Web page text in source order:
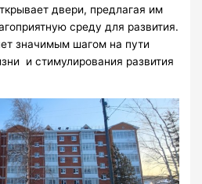
двери, предлагая им
среду для развития.
значимым шагом на пути
и стимулирования развития